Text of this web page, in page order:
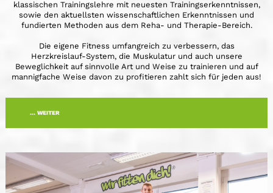
klassischen Trainingslehre mit neuesten Trainingserkenntnissen,
sowie den aktuellsten wissenschaftlichen Erkenntnissen und
fundierten Methoden aus dem Reha- und Therapie-Bereich.
Die eigene Fitness umfangreich zu verbessern, das
Herzkreislauf-System, die Muskulatur und auch unsere
Beweglichkeit auf sinnvolle Art und Weise zu trainieren und auf
mannigfache Weise davon zu profitieren zahlt sich für jeden aus!
... WEITER